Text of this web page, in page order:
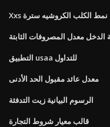
Xxs نمط الكلب الكروشيه سترة
الدخل معدل المصروفات الثابتة
التطبيق usaa للتداول
معدل عائد مقبول الحد الأدنى
الرسوم البيانية زيت التدفئة
قالب معيار شروط التجارة